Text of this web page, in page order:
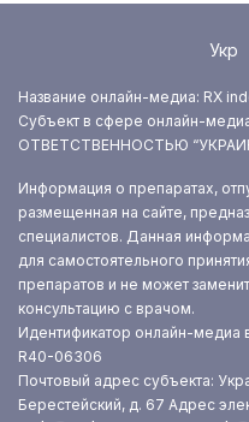
Укр
Название онлайн-медиа: RX
Субъект в сфере онлайн-
ОТВЕТСТВЕННОСТЬЮ
Информация о препаратах,
размещенная на сайте,
специалистов. Данная
для самостоятельного
препаратов и не может
консультацию с врачом.
Идентификатор онлайн-медиа
R40-06306
Почтовый адрес субъекта:
Берестейский, д. 67 Адрес